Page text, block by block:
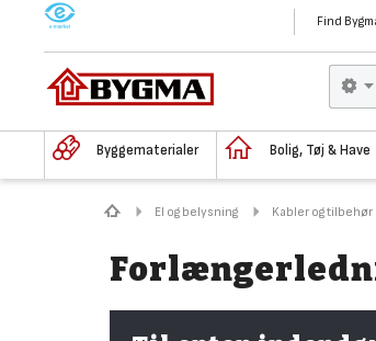
M Find
Byggematerialer Bolig, Tøj & Have
El og belysning Kabler og tilbehør